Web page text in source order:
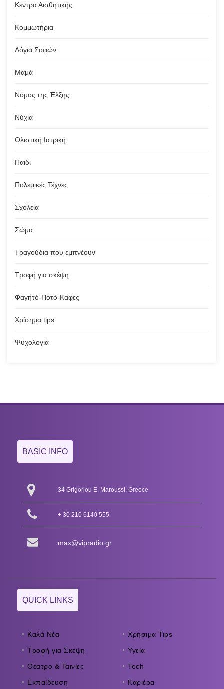
Κεντρα Αισθητικής
Κομμωτήρια
Λόγια Σοφών
Μαμά
Νόμος της Έλξης
Νύχια
Ολιστική Ιατρική
Παιδί
Πολεμικές Τέχνες
Σχολεία
Σώμα
Τραγούδια που εμπνέουν
Τροφή για σκέψη
Φαγητό-Ποτό-Καφες
Χρίσημα tips
Ψυχολογία
BASIC INFO
34 Grigoriou E, Maroussi, Greece
+ 30 210 6140 555
max@vipradio.gr
QUICK LINKS
Καλά Νέα
Τροφή για Σκέψη
Θέατρο & Ταινίες
Εκπαίδευση
Χρήσιμα Tips
Υγεία
Tech
Καριέρα